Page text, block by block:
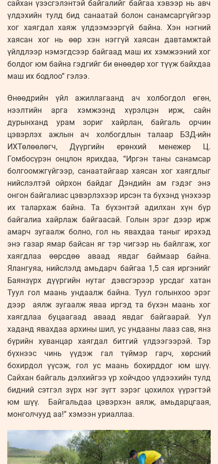
сайхан үзэсгэлэнтэй байгалийг байгаа хэвээр нь авч
үлдэхийн тулд бид санаатай болон санамсаргүйгээр
хог хаягдал хаяж үлдээмээргүй байна. Хэн нэгний
хаясан хог нь өөр хэн нэггүй хаясан давтамжтай
үйлдлээр нэмэгдсээр байгаад маш их хэмжээний хог
болдог юм байна гэдгийг би өнөөдөр хог түүж байхдаа
маш их бодлоо” гэлээ.
Өнөөдрийн үйл ажиллагаанд ач холбогдол өгөн,
нээлтийн арга хэмжээнд хүрэлцэн ирж, сайн
дурынханд урам зориг хайрлан, байгаль орчин
цэвэрлэх ажлын ач холбогдлын талаар БЗД-ийн
ИХТөлөөлөгч, Дүүргийн ерөнхий менежер Ц.
Гомбосүрэн онцлон ярихдаа, “Иргэн таны санамсар
болгоомжгүйгээр, санаатайгаар хаясан хог хаягдлыг
нийслэлтэй ойрхон байдаг Дэндийн ам гэдэг энэ
онгон байгалиас цэвэрлэхээр ирсэн та бүхэнд үнэхээр
их талархаж байна. Та бүхэнтэй адилхан хүн бүр
байгалиа хайрлаж байгаасай. Голын эрэг дээр ирж
амарч зугаалж болно, гол нь явахдаа таныг ирэхэд
энэ газар ямар байсан яг тэр чигээр нь байлгаж, хог
хаягдлаа өөрсдөө аваад явдаг баймаар байна.
Ялангуяа, нийслэлд амьдарч байгаа 1,5 сая иргэнийг
Баянзүрх дүүргийн нутаг дэвсгэрээр урсдаг хатан
Туул гол маань ундаалж байна. Туул голынхоо эрэг
дээр аялж зугаалж яваа иргэд та бүхэн маань хог
хаягдлаа буцаагаад аваад явдаг байгаарай. Уул
хаданд явахдаа архины шил, ус ундааны лааз сав, янз
бүрийн хуванцар хаягдал битгий үлдээгээрэй. Тэр
бүхнээс чинь үүдэж гал түймэр гарч, хөрсний
бохирдол үүсэж, гол ус маань бохирддог юм шүү.
Сайхан байгаль дэлхийгээ үр хойчдоо үлдээхийн тулд
бидний сэтгэл зүрх нэг зүгт зэрэг цохилох үүрэгтэй
юм шүү. Байгальдаа цэвэрхэн аялж, амьдарцгаая,
монголчууд аа!” хэмээн уриаллаа.